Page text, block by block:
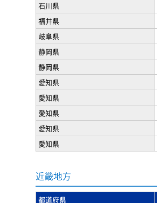
石川県
福井県
岐阜県
静岡県
静岡県
愛知県
愛知県
愛知県
愛知県
愛知県
近畿地方
都道府県